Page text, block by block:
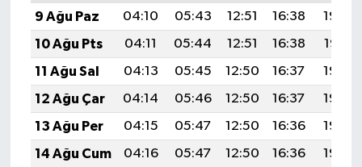
9 Ağu Paz
04:10 05:43 12:51 16:38
19:48
10 Ağu Pts
04:11 05:44 12:51 16:38
19:47
11 Ağu Sal
04:13 05:45 12:50 16:37
19:46
12 Ağu Çar
04:14 05:46 12:50 16:37
19:45
13 Ağu Per
04:15 05:47 12:50 16:36
19:44
14 Ağu Cum
04:16 05:47 12:50 16:36
19:42